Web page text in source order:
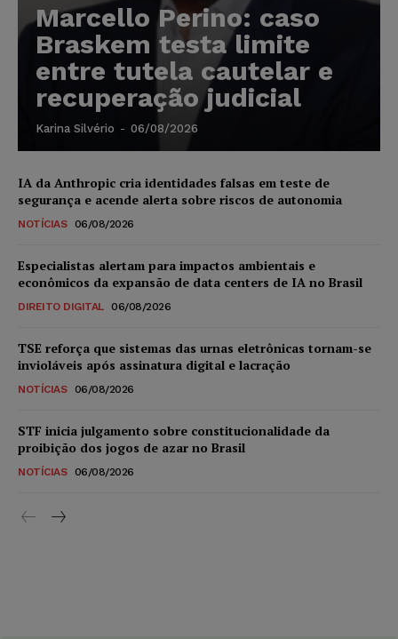
Marcello Perino: caso
Braskem testa limite
entre tutela cautelar e
recuperação judicial
Karina Silvério - 06/08/2026
IA da Anthropic cria identidades falsas em teste de
segurança e acende alerta sobre riscos de autonomia
NOTÍCIAS 06/08/2026
Especialistas alertam para impactos ambientais e
econômicos da expansão de data centers de IA no Brasil
DIREITO DIGITAL 06/08/2026
TSE reforça que sistemas das urnas eletrônicas tornam-se
invioláveis após assinatura digital e lacração
NOTÍCIAS 06/08/2026
STF inicia julgamento sobre constitucionalidade da
proibição dos jogos de azar no Brasil
NOTÍCIAS 06/08/2026